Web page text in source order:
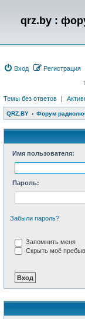
qrz.by :
Вход Регистрация
Темы без ответов |
QRZ.BY Форум
Имя пользователя:
Пароль:
Забыли пароль?
Запомнить меня
Скрыть моё